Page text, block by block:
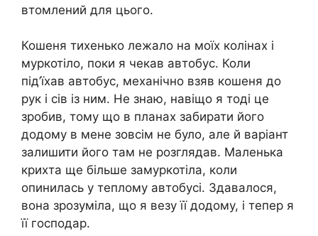
втомлений для цього.
Кошеня тихенько лежало на моїх колінах і
муркотіло, поки я чекав автобус. Коли
під’їхав автобус, механічно взяв кошеня до
рук і сів із ним. Не знаю, навіщо я тоді це
зробив, тому що в планах забирати його
додому в мене зовсім не було, але й варіант
залишити його там не розглядав. Маленька
крихта ще більше замуркотіла, коли
опинилась у теплому автобусі. Здавалося,
вона зрозуміла, що я везу її додому, і тепер я
її господар.